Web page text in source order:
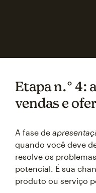
Etapa n.° 4:
vendas e
A fase de
quando você deve
resolve os
potencial. É sua
produto ou serviço